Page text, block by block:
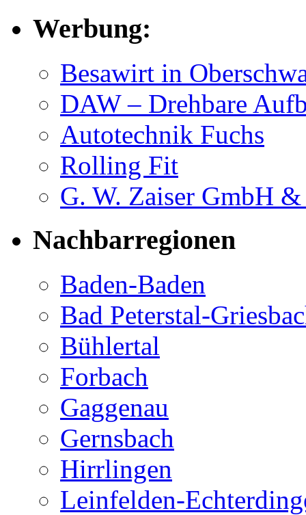
Werbung:
Besawirt in
DAW – Drehbare
Autotechnik Fuchs
Rolling Fit
G. W. Zaiser GmbH
Nachbarregionen
Baden-Baden
Bad Peterstal-
Bühlertal
Forbach
Gaggenau
Gernsbach
Hirrlingen
Leinfelden-